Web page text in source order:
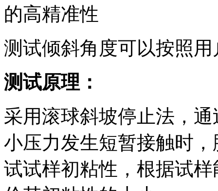
的高精准性
测试倾斜角度可以按照
测试原理：
采用滚球斜坡停止法，
小压力发生短暂接触时
试试样初粘性，根据试